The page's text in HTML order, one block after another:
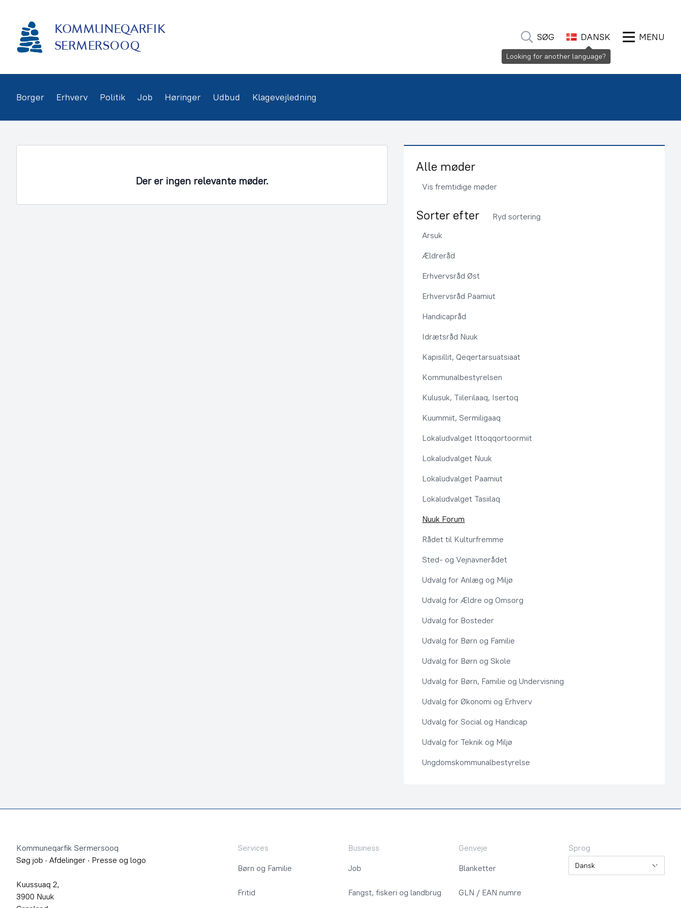
indhold
KOMMUNEQARFIK
SERMERSOOQ
SØG DANSK MENU
Borger Erhverv Politik Job Høringer Udbud Klagevejledning
Der er ingen relevante møder.
Alle møder
Vis fremtidige møder
Sorter efter
Ryd sortering
Arsuk
Ældreråd
Erhvervsråd Øst
Erhvervsråd Paamiut
Handicapråd
Idrætsråd Nuuk
Kapisillit, Qeqertarsuatsiaat
Kommunalbestyrelsen
Kulusuk, Tiilerilaaq, Isertoq
Kuummiit, Sermiligaaq
Lokaludvalget Ittoqqortoormiit
Lokaludvalget Nuuk
Lokaludvalget Paamiut
Lokaludvalget Tasiilaq
Nuuk Forum
Rådet til Kulturfremme
Sted- og Vejnavnerådet
Udvalg for Anlæg og Miljø
Udvalg for Ældre og Omsorg
Udvalg for Bosteder
Udvalg for Børn og Familie
Udvalg for Børn og Skole
Udvalg for Børn, Familie og Undervisning
Udvalg for Økonomi og Erhverv
Udvalg for Social og Handicap
Udvalg for Teknik og Miljø
Ungdomskommunalbestyrelse
Kommuneqarfik Sermersooq
Søg job · Afdelinger · Presse og logo
Kuussuaq 2,
3900 Nuuk
Services
Børn og Familie
Fritid
Business
Job
Fangst, fiskeri og landbrug
Genveje
Blanketter
GLN / EAN numre
Sprog
Sprog
Looking for another language?